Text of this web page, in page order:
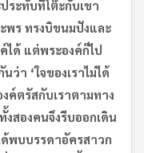
ระทับที่โต๊ะกับเขา
พร ทรงบิขนมปังและ
ได้ แต่พระองค์ก็ไป
นว่า ‘ใจของเราไม่ได้
ค์ตรัสกับเราตามทาง
งสองคนจึงรีบออกเดิน
ด้พบบรรดาอัครสาวก